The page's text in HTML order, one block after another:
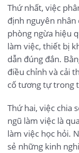
Thứ nhất, việc
định nguyên
phòng ngừa hiệu
làm việc, thiết bị
dẫn đúng đắn.
điều chỉnh và cải
cố tương tự trong
Thứ hai, việc chia
ngũ làm việc là
làm việc học hỏi.
sẻ những kinh